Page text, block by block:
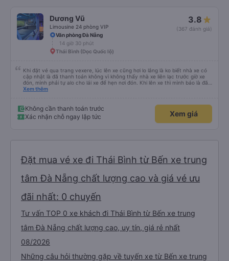
Dương Vũ
Limousine 24 phòng VIP
3.8
(367 đánh giá)
Văn phòng Đà Nẵng
14 giờ 30 phút
Thái Bình (Dọc Quốc lộ)
Khi đặt vé qua trang vexere, lúc lên xe cũng hơi lo lắng là ko biết nhà xe có
cập nhật là đã thanh toán không vì không thấy nhà xe liên lạc trước giờ xe
đón, mình phải tự alo cho lái xe để hẹn nơi đón. Khi lên xe thì mình báo là đã
mua qua trang vexere thì lúc đó nhà xe mới kiểm tra và OK. Như vậy, nếu
Xem thêm
Không cần thanh toán trước
Xác nhận chỗ ngay lập tức
Xem giá
Đặt mua vé xe đi Thái Bình từ Bến xe trung
tâm Đà Nẵng chất lượng cao và giá vé ưu
đãi nhất: 0 chuyến
Tư vấn TOP 0 xe khách đi Thái Bình từ Bến xe trung
tâm Đà Nẵng chất lượng cao, uy tín, giá rẻ nhất
08/2026
Những câu hỏi thường gặp về tuyến xe từ Bến xe trung